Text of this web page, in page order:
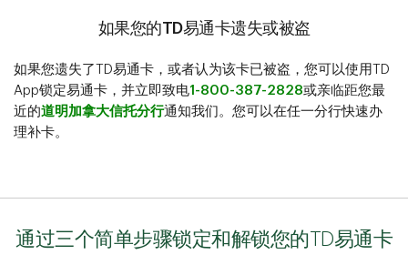
如果您的TD易通卡遗失或被盗
如果您遗失了TD易通卡，或者认为该卡已被盗，您可以使用TD
App锁定易通卡，并立即致电1-800-387-2828或亲临距您最
近的道明加拿大信托分行通知我们。您可以在任一分行快速办
理补卡。
通过三个简单步骤锁定和解锁您的TD易通卡